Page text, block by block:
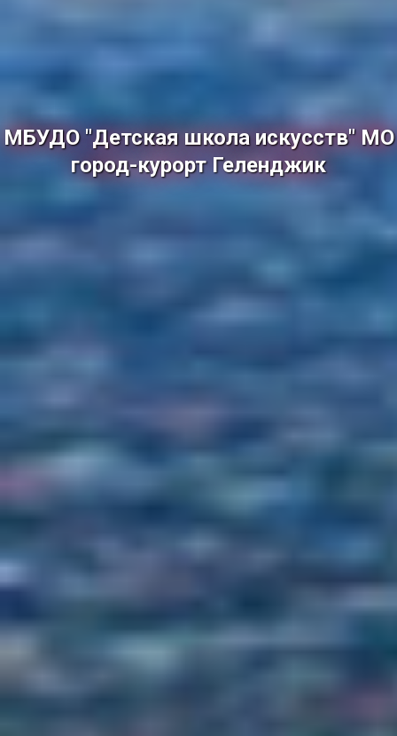
МБУДО "Детская школа искусств" МО
город-курорт Геленджик